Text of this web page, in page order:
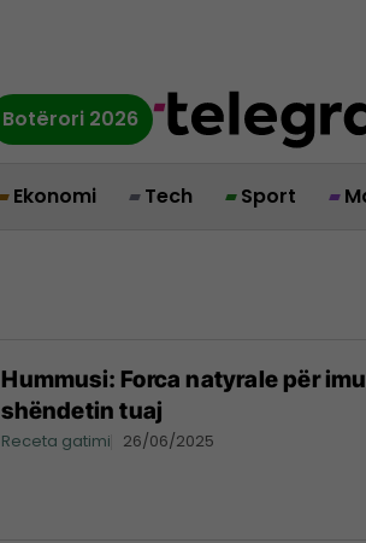
Botërori 2026
Ekonomi Tech Sport
Hummusi: Forca natyrale për
shëndetin tuaj
Receta gatimi 26/06/2025